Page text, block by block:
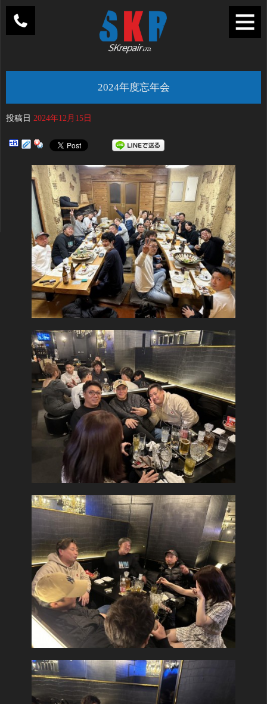
2024年度忘年会
投稿日 2024年12月15日